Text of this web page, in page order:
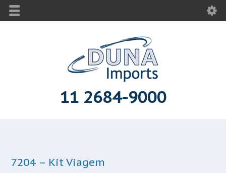
11 2684-9000
7204 – Kit Viagem